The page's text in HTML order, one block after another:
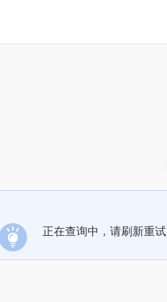
正在查询中，请刷新重试